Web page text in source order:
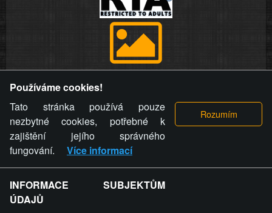
videa a komentáře. Osoba, které se toto opatření provozovatele
stránky týče, ani osoba, která umístila fotografii nebo video na
stránku, nemůže z důvodu odstranění fotografie, videa nebo
komentáře pro výše uvedenou okolnost uplatnit vůči
provozovateli stránky žádný nárok na náhradu škody nebo
nemajetkové újmy.
ZVRÁCENÝ.CZ - Svět není zvrácenej. To jen
Používáme cookies!
Tato stránka používá pouze
nezbytné cookies, potřebné k
zajištění jejího správného
fungování.
Více informací
INFORMACE SUBJEKTŮM
ÚDAJŮ